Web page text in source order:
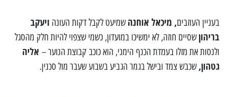
בעניין העוזבים, מיכאל אוחנה שמיעט לקבל דקות העונה ויעקב
בריהוןשסיים חוזה, לא ימשיכו במועדון, כשמי שצפוי להיות חלק מהסגל
ולנסות את מזלו בעמדת הכנף הימני, הוא כוכב קבוצת הנוער – אליה
גטהון, שכבש צמד ובישל בגמר הגביע בשבוע שעבר מול סכנין.